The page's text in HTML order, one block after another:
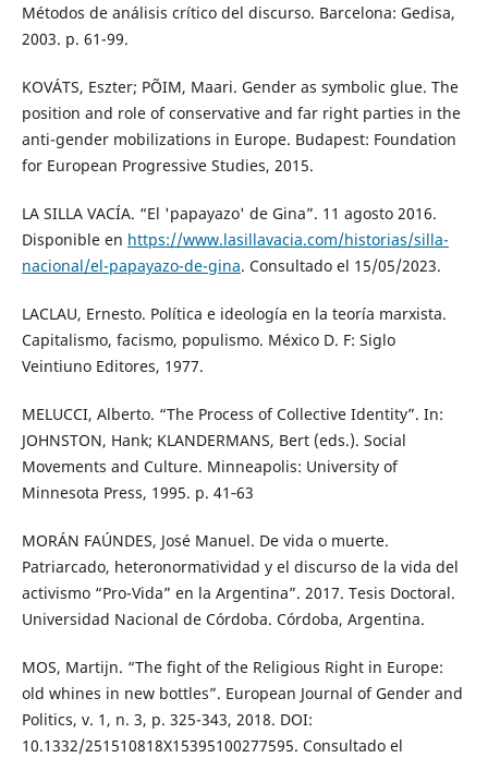
Métodos de análisis crítico del discurso. Barcelona: Gedisa,
2003. p. 61-99.
KOVÁTS, Eszter; PÕIM, Maari. Gender as symbolic glue. The
position and role of conservative and far right parties in the
anti-gender mobilizations in Europe. Budapest: Foundation
for European Progressive Studies, 2015.
LA SILLA VACÍA. “El 'papayazo' de Gina”. 11 agosto 2016.
Disponible en https://www.lasillavacia.com/historias/silla-
nacional/el-papayazo-de-gina. Consultado el 15/05/2023.
LACLAU, Ernesto. Política e ideología en la teoría marxista.
Capitalismo, facismo, populismo. México D. F: Siglo
Veintiuno Editores, 1977.
MELUCCI, Alberto. “The Process of Collective Identity”. In:
JOHNSTON, Hank; KLANDERMANS, Bert (eds.). Social
Movements and Culture. Minneapolis: University of
Minnesota Press, 1995. p. 41‑63
MORÁN FAÚNDES, José Manuel. De vida o muerte.
Patriarcado, heteronormatividad y el discurso de la vida del
activismo “Pro-Vida” en la Argentina”. 2017. Tesis Doctoral.
Universidad Nacional de Córdoba. Córdoba, Argentina.
MOS, Martijn. “The fight of the Religious Right in Europe:
old whines in new bottles”. European Journal of Gender and
Politics, v. 1, n. 3, p. 325-343, 2018. DOI:
10.1332/251510818X15395100277595. Consultado el